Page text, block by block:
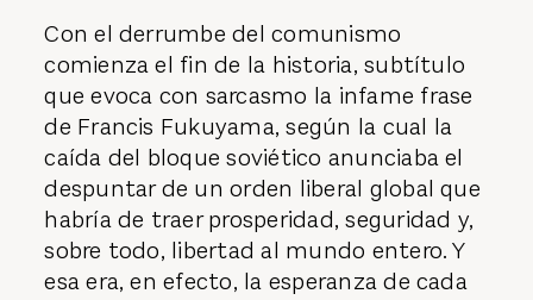
Con el derrumbe del comunismo
comienza el fin de la historia, subtítulo
que evoca con sarcasmo la infame frase
de Francis Fukuyama, según la cual la
caída del bloque soviético anunciaba el
despuntar de un orden liberal global que
habría de traer prosperidad, seguridad y,
sobre todo, libertad al mundo entero. Y
esa era, en efecto, la esperanza de cada